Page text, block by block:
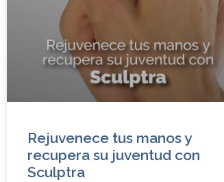
Rejuvenece tus manos y
recupera su juventud con
Sculptra